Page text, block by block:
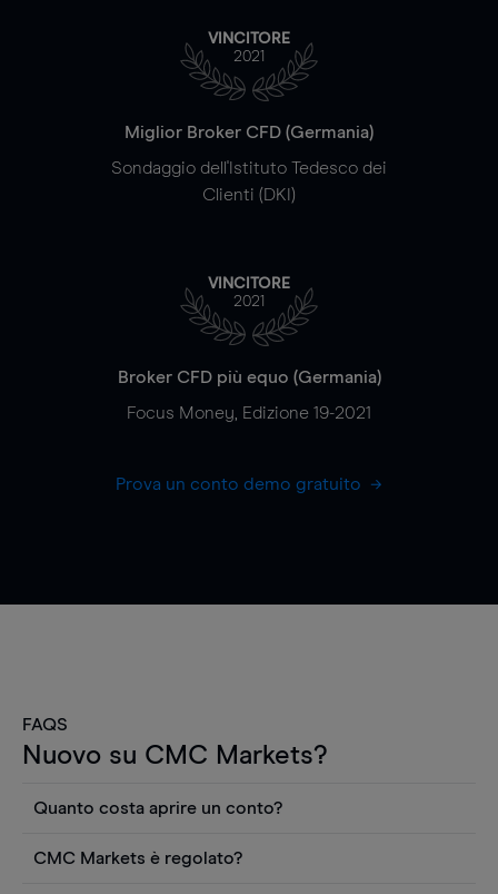
VINCITORE
2021
Miglior Broker CFD (Germania)
Sondaggio dell'Istituto Tedesco dei
Clienti (DKI)
VINCITORE
2021
Broker CFD più equo (Germania)
Focus Money, Edizione 19-2021
Prova un conto demo gratuito
FAQS
Nuovo su CMC Markets?
Quanto costa aprire un conto?
Puoi anche visualizzare gratuitamente i prezzi e
CMC Markets è regolato?